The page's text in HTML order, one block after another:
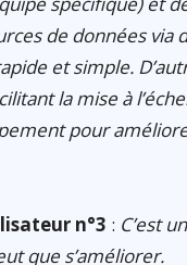
de données via
et simple.
la mise à
pour
n°3 : C’est
que s’améliorer.